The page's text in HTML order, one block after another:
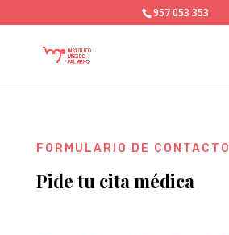
957 053 353
FORMULARIO DE CONTACTO
Pide tu cita médica